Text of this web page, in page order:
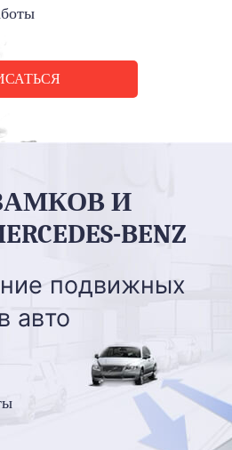
И
BENZ
подвижных
авто